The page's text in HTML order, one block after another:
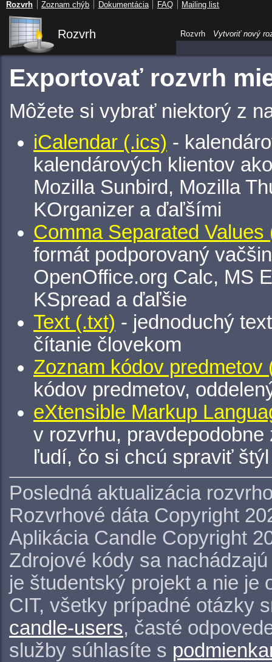
Rozvrh
Exportovať rozvrh
Môžete si vybrať niektorý z
iCalendar (.ics) -
kalendárových klientov
Mozilla Sunbird, Mozilla
KOrganizer a ďaľšími
Comma Separated Values
formát podporovaný
OpenOffice.org Calc, MS
KSpread a ďaľšie
Text (.txt) - jednoduchý
čítanie človekom
Zoznam kódov predmetov
kódov predmetov,
eXtensible Markup
v rozvrhu,
ľudí, čo si chcú spraviť
Posledná aktualizácia
Rozvrhové dáta Copyright
Aplikácia Candle Copyright
Zdrojové kódy sa
je študentský projekt a nie je
CIT, všetky prípadné otázky
candle-users, časté
služby súhlasíte s
Rozvrh Vytvoriť nový
Rozvrh Zoznam chýb Dokumentácia FAQ Mailing list